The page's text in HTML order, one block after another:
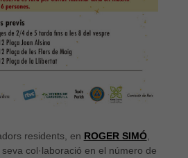
residents, en ROGER SIMÓ,
col·laboració en el número de